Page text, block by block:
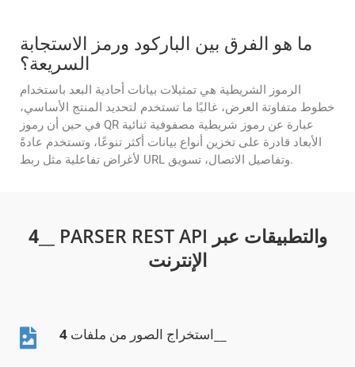
ما هو الفرق بين الباركود ورمز الاستجابة
السريعة؟
الرموز الشريطية هي تمثيلات بيانات أحادية البعد باستخدام
خطوط متفاوتة العرض، غالبًا ما تستخدم لتحديد المنتج الأساسي،
في حين أن رموز QR عبارة عن رموز شريطية مصفوفية ثنائية
الأبعاد قادرة على تخزين أنواع بيانات أكثر تنوعًا، وتستخدم عادةً
لأغراض تفاعلية مثل ربط URL وتفاصيل الاتصال، تسويق.
4__ PARSER REST API والتطبيقات عبر
الإنترنت
استخراج الصور من ملفات 4